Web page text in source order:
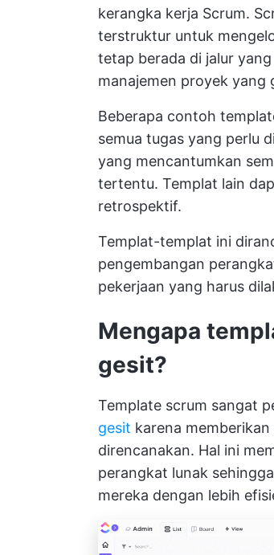
kerangka kerja Scrum.
terstruktur untuk
tetap berada di jalur
manajemen proyek yang
Beberapa contoh
semua tugas yang perlu
yang mencantumkan
tertentu. Templat lain
retrospektif.
Templat-templat ini
pengembangan
pekerjaan yang harus
Mengapa
gesit?
Template scrum sangat
gesit karena
direncanakan. Hal ini
perangkat lunak
mereka dengan lebih